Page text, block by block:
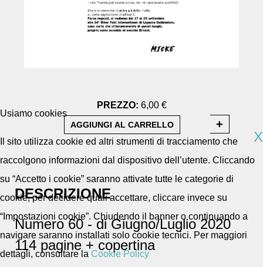
PREZZO: 6,00 €
DESCRIZIONE
Numero 60 - di Giugno/Luglio 2020
114 pagine + copertina
Usiamo cookies
X
Il sito utilizza cookie ed altri strumenti di tracciamento che
raccolgono informazioni dal dispositivo dell’utente. Cliccando
su “Accetto i cookie” saranno attivate tutte le categorie di
cookie, per decidere quali accettare, cliccare invece su
“Impostazioni cookie”. Chiudendo il banner o continuando a
navigare saranno installati solo cookie tecnici. Per maggiori
dettagli, consultare la Cookie Policy